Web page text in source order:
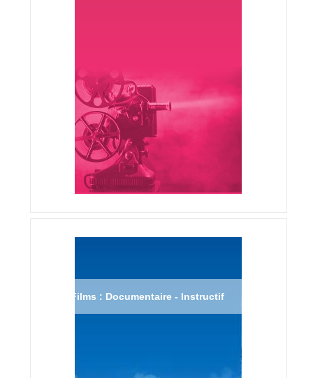
Films : Documentaire - Instructif